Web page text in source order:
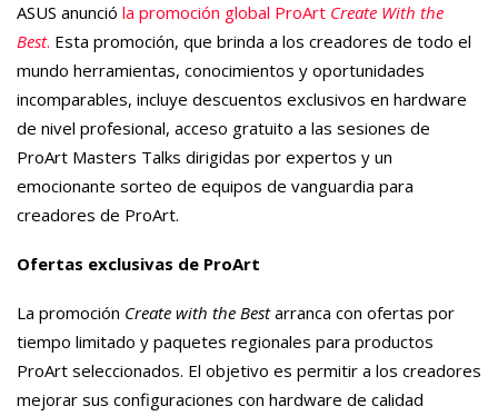
ASUS anunció la promoción global ProArt Create With the
Best. Esta promoción, que brinda a los creadores de todo el
mundo herramientas, conocimientos y oportunidades
incomparables, incluye descuentos exclusivos en hardware
de nivel profesional, acceso gratuito a las sesiones de
ProArt Masters Talks dirigidas por expertos y un
emocionante sorteo de equipos de vanguardia para
creadores de ProArt.
Ofertas exclusivas de ProArt
La promoción Create with the Bestarranca con ofertas por
tiempo limitado y paquetes regionales para productos
ProArt seleccionados. El objetivo es permitir a los creadores
mejorar sus configuraciones con hardware de calidad